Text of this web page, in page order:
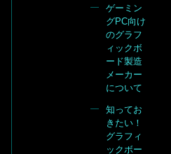
ゲーミン
グPC向け
のグラフ
ィックボ
ード製造
メーカー
について
知ってお
きたい！
グラフィ
ックボー